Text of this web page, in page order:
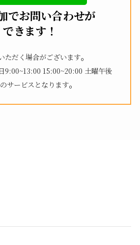
でお問い合わせが
できます！
ただく場合がございます。
9:00~13:00 15:00~20:00 土曜午後
サービスとなります。